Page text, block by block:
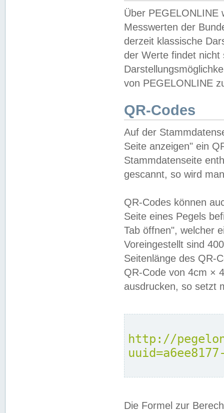
Über PEGELONLINE
Messwerten der
derzeit klassische
der Werte findet
von PEGELONLINE
QR-Codes
Auf der
Seite anzeigen" ein
Stammdatenseite
gescannt, so wird
QR-Codes können
Seite eines Pegels
Tab öffnen", welcher
Voreingestellt sind
Seitenlänge des QR-
QR-Code von 4cm ×
ausdrucken, so setzt
http://
Die Formel zur